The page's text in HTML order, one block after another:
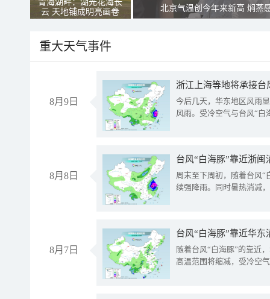
青海湖畔：湖光花海长
云 天地铺成明亮画卷
北京气温创今年来新高 焖蒸
重大天气事件
8月9日
浙江上海等地将承接台
今后几天，华东地区风雨
风雨。受冷空气与台风“白
8月8日
台风“白海豚”靠近浙
周末至下周初，随着台风“
续强降雨。同时暑热消减
8月7日
台风“白海豚”靠近华
随着台风“白海豚”的靠近
高温范围将缩减，受冷空